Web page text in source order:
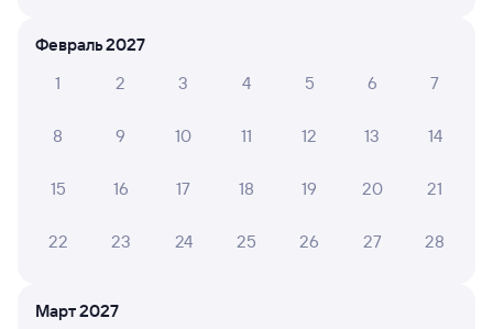
6 причин купить ж/д билеты
Очень хороший поезд,даже душ есть!
10
04 августа 2026 • Поезд 009Н
туалете чисто. Нам понравился.
Февраль 2027
1
2 3 4 5 6 7
8 9 10 11 12 13 14
15 16 17 18 19 20 21
22 23 24 25 26 27 28
Март 2027